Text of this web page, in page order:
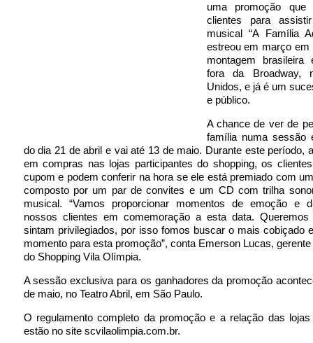
uma promoção que
clientes para
musical “A Família
estreou em março em
montagem
fora da Broadway,
Unidos, e já é um
e público.
A chance de ver de
família numa sessão
do dia 21 de abril e vai até 13 de maio. Durante este período,
em compras nas lojas participantes do shopping, os
cupom e podem conferir na hora se ele está premiado com
composto por um par de convites e um CD com trilha
musical. “Vamos proporcionar momentos de emoção e
nossos clientes em comemoração a esta data.
sintam privilegiados, por isso fomos buscar o mais cobiçado
momento para esta promoção”, conta Emerson Lucas,
do Shopping Vila Olímpia.
A sessão exclusiva para os ganhadores da promoção
de maio, no Teatro Abril, em São Paulo.
O regulamento completo da promoção e a relação das lojas
estão no site scvilaolimpia.com.br.